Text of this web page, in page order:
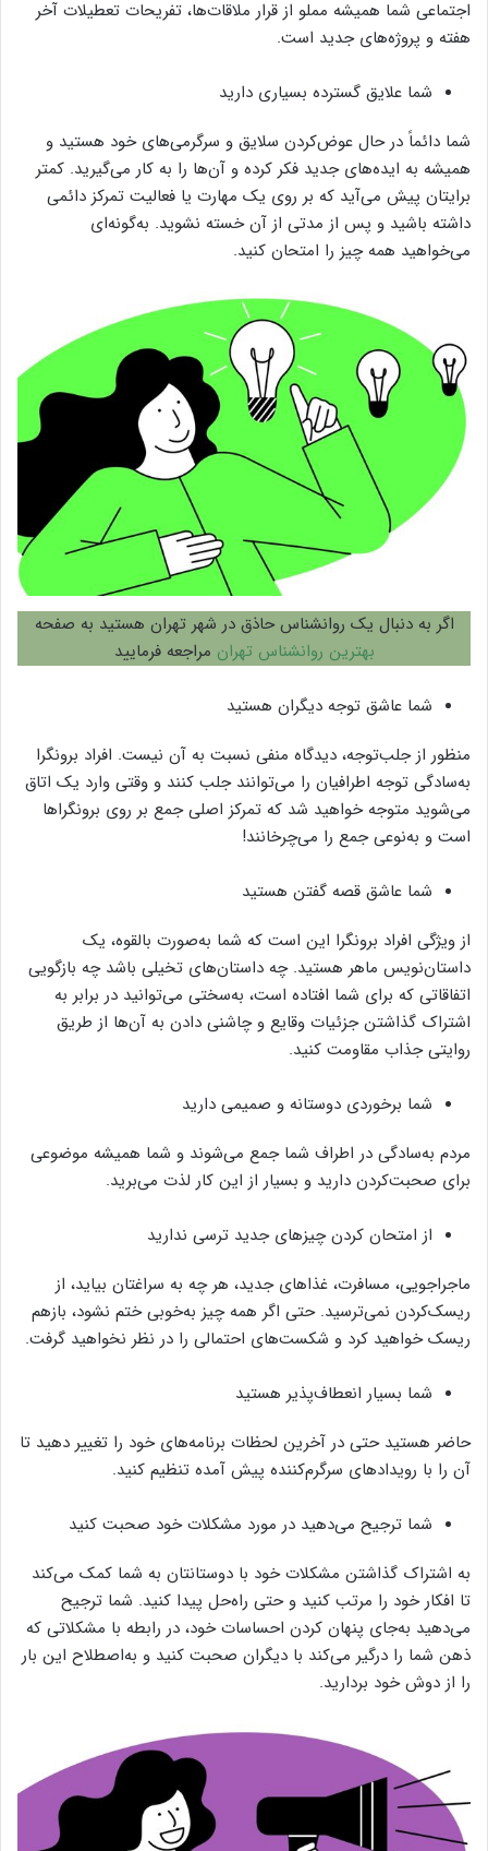
اجتماعی شما همیشه مملو از قرار ملاقات‌ها، تفریحات تعطیلات آخر
هفته و پروژه‌های جدید است.
شما علایق گسترده بسیاری دارید
شما دائماً در حال عوض‌کردن سلایق و سرگرمی‌های خود هستید و
همیشه به ایده‌های جدید فکر کرده و آن‌ها را به کار می‌گیرید. کمتر
برایتان پیش می‌آید که بر روی یک مهارت یا فعالیت تمرکز دائمی
داشته باشید و پس از مدتی از آن خسته نشوید. به‌گونه‌ای
می‌خواهید همه چیز را امتحان کنید.
اگر به دنبال یک روانشناس حاذق در شهر تهران هستید به صفحه
بهترین روانشناس تهران مراجعه فرمایید
شما عاشق توجه دیگران هستید
منظور از جلب‌توجه، دیدگاه منفی نسبت به آن نیست. افراد برونگرا
به‌سادگی توجه اطرافیان را می‌توانند جلب کنند و وقتی وارد یک اتاق
می‌شوید متوجه خواهید شد که تمرکز اصلی جمع بر روی برونگراها
است و به‌نوعی جمع را می‌چرخانند!
شما عاشق قصه گفتن هستید
از ویژگی افراد برونگرا این است که شما به‌صورت بالقوه، یک
داستان‌نویس ماهر هستید. چه داستان‌های تخیلی باشد چه بازگویی
اتفاقاتی که برای شما افتاده است، به‌سختی می‌توانید در برابر به
اشتراک گذاشتن جزئیات وقایع و چاشنی دادن به آن‌ها از طریق
روایتی جذاب مقاومت کنید.
شما برخوردی دوستانه و صمیمی دارید
مردم به‌سادگی در اطراف شما جمع می‌شوند و شما همیشه موضوعی
برای صحبت‌کردن دارید و بسیار از این کار لذت می‌برید.
از امتحان کردن چیزهای جدید ترسی ندارید
ماجراجویی، مسافرت، غذاهای جدید، هر چه به سراغتان بیاید، از
ریسک‌کردن نمی‌ترسید. حتی اگر همه چیز به‌خوبی ختم نشود، بازهم
ریسک خواهید کرد و شکست‌های احتمالی را در نظر نخواهید گرفت.
شما بسیار انعطاف‌پذیر هستید
حاضر هستید حتی در آخرین لحظات برنامه‌های خود را تغییر دهید تا
آن را با رویدادهای سرگرم‌کننده پیش آمده تنظیم کنید.
شما ترجیح می‌دهید در مورد مشکلات خود صحبت کنید
به اشتراک گذاشتن مشکلات خود با دوستانتان به شما کمک می‌کند
تا افکار خود را مرتب کنید و حتی راه‌حل پیدا کنید. شما ترجیح
می‌دهید به‌جای پنهان کردن احساسات خود، در رابطه با مشکلاتی که
ذهن شما را درگیر می‌کند با دیگران صحبت کنید و به‌اصطلاح این بار
را از دوش خود بردارید.